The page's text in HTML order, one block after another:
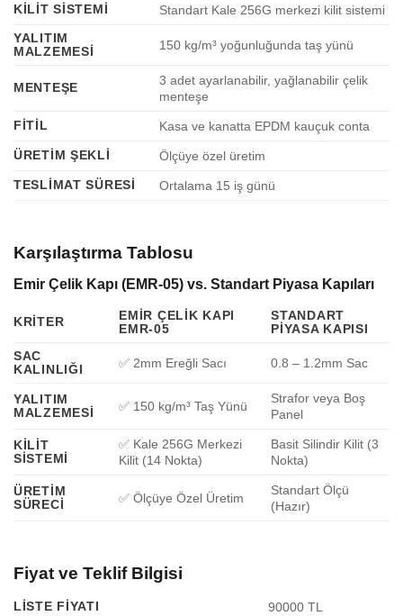
KILIT SISTEMI
Standart Kale 256G merkezi kilit sistemi
YALITIM
MALZEMESI
150 kg/m³ yoğunluğunda taş yünü
MENTEŞE
3 adet ayarlanabilir, yağlanabilir çelik
menteşe
FITIL
Kasa ve kanatta EPDM kauçuk conta
ÜRETIM ŞEKLI
Ölçüye özel üretim
TESLIMAT SÜRESI
Ortalama 15 iş günü
Karşılaştırma Tablosu
Emir Çelik Kapı (EMR-05) vs. Standart Piyasa Kapıları
KRITER
EMIR ÇELIK KAPI
EMR-05
STANDART
PIYASA KAPISI
SAC
KALINLIĞI
✅ 2mm Ereğli Sacı 0.8 – 1.2mm Sac
YALITIM
MALZEMESI
✅ 150 kg/m³ Taş Yünü
Strafor veya Boş
Panel
KILIT
SISTEMI
✅ Kale 256G Merkezi
Kilit (14 Nokta)
Basit Silindir Kilit (3
Nokta)
ÜRETIM
SÜRECI
✅ Ölçüye Özel Üretim
Standart Ölçü
(Hazır)
Fiyat ve Teklif Bilgisi
LISTE FIYATI 90000 TL